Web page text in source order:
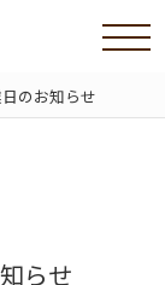
のお知らせ
らせ